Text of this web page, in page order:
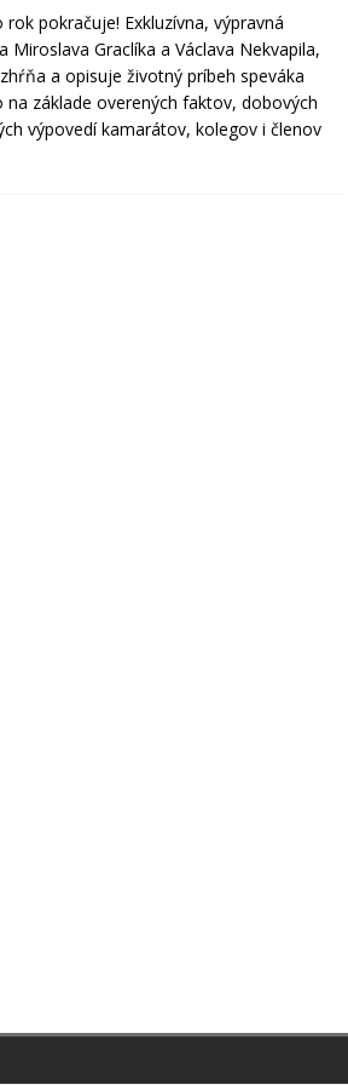
pokračuje! Exkluzívna, výpravná
Miroslava Graclíka a Václava Nekvapila,
a opisuje životný príbeh speváka
základe overených faktov, dobových
výpovedí kamarátov, kolegov i členov